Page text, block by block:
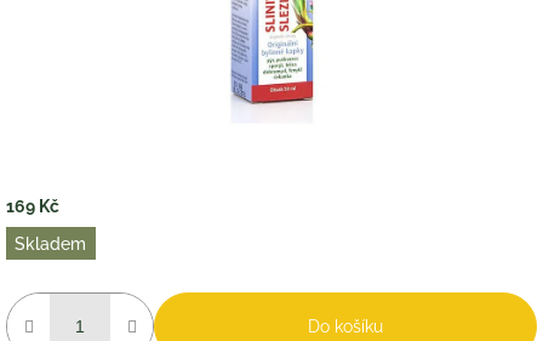
169 Kč
Měrná
cena:
Skladem
Do košíku